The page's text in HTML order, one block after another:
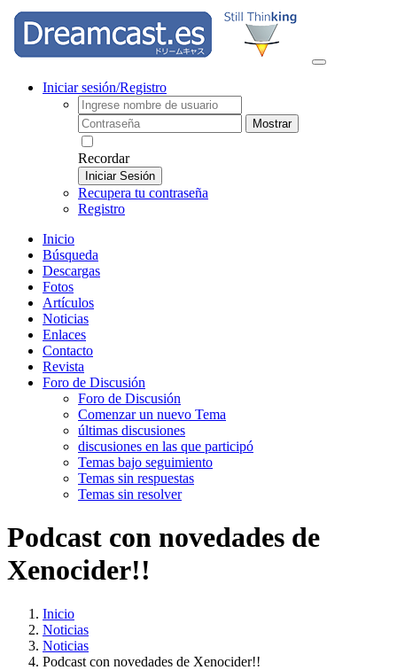
Iniciar sesión/Registro
Mostrar
Recordar
Iniciar Sesión
Recupera tu contraseña
Registro
Inicio
Búsqueda
Descargas
Fotos
Artículos
Noticias
Enlaces
Contacto
Revista
Foro de Discusión
Foro de Discusión
Comenzar un nuevo Tema
últimas discusiones
discusiones en las que participó
Temas bajo seguimiento
Temas sin respuestas
Temas sin resolver
Podcast con novedades de
Xenocider!!
Inicio
Noticias
Noticias
Podcast con novedades de Xenocider!!